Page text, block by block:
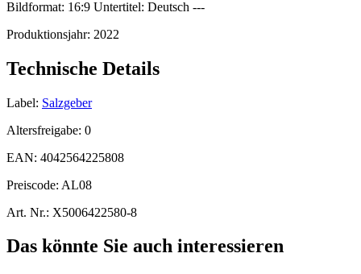
Bildformat: 16:9 Untertitel: Deutsch ---
Produktionsjahr: 2022
Technische Details
Label: Salzgeber
Altersfreigabe: 0
EAN: 4042564225808
Preiscode: AL08
Art. Nr.: X5006422580-8
Das könnte Sie auch interessieren